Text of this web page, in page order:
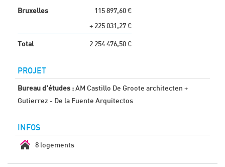
Bruxelles 115 897,60 €
+ 225 031,27 €
Total 2 254 476,50 €
PROJET
Bureau d'études : AM Castillo De Groote architecten +
Gutierrez - De la Fuente Arquitectos
INFOS
8 logements